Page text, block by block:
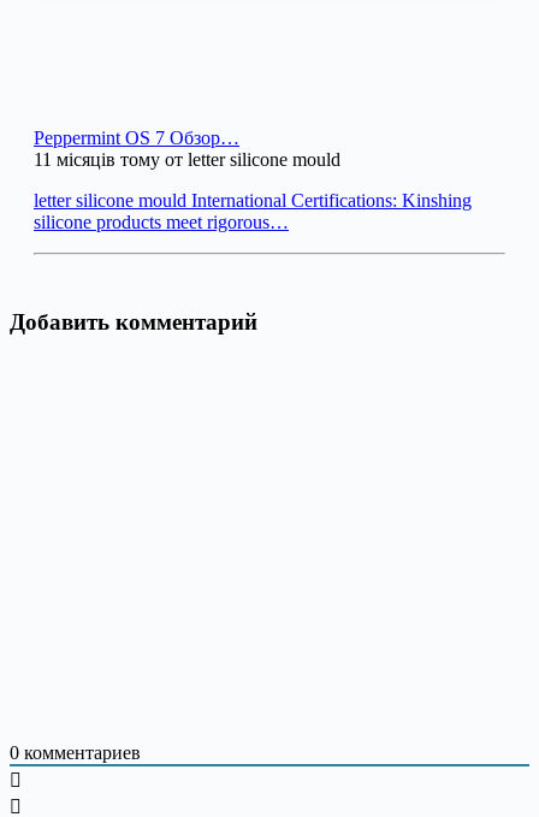
Peppermint OS 7 Обзор…
11 місяців тому от letter silicone mould
letter silicone mould International Certifications: Kinshing
silicone products meet rigorous…
Добавить комментарий
0 комментариев